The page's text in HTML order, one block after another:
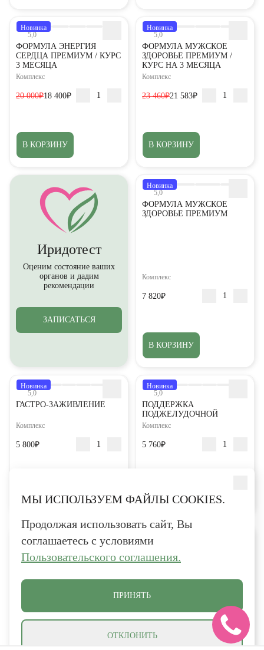
Новинка
5,0
ФОРМУЛА ЭНЕРГИЯ
СЕРДЦА ПРЕМИУМ / КУРС
3 МЕСЯЦА
Комплекс
20 000₽18 400₽
В КОРЗИНУ
Новинка
5,0
ФОРМУЛА МУЖСКОЕ
ЗДОРОВЬЕ ПРЕМИУМ /
КУРС НА 3 МЕСЯЦА
Комплекс
23 460₽21 583₽
В КОРЗИНУ
Иридотест
Оценим состояние ваших
органов и дадим
рекомендации
ЗАПИСАТЬСЯ
Новинка
5,0
ФОРМУЛА МУЖСКОЕ
ЗДОРОВЬЕ ПРЕМИУМ
Комплекс
7 820₽
В КОРЗИНУ
Новинка
5,0
ГАСТРО-ЗАЖИВЛЕНИЕ
Комплекс
5 800₽
Новинка
5,0
ПОДДЕРЖКА
ПОДЖЕЛУДОЧНОЙ
Комплекс
5 760₽
В КОРЗИНУ
5,0
РЕГУЛЯРНЫЙ СТУЛ
Комплекс
4 150₽
Комплекс
В КОРЗИНУ
МЫ ИСПОЛЬЗУЕМ ФАЙЛЫ COOKIES.
Продолжая использовать сайт, Вы
соглашаетесь с условиями
Пользовательского соглашения.
ПРИНЯТЬ
ОТКЛОНИТЬ